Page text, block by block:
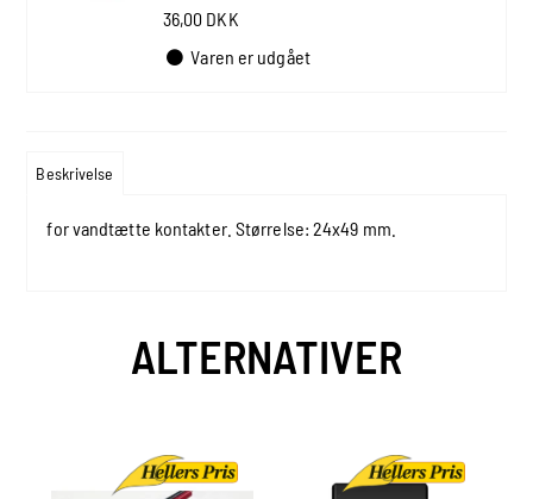
36,00 DKK
Varen er udgået
Beskrivelse
for vandtætte kontakter. Størrelse: 24x49 mm.
ALTERNATIVER